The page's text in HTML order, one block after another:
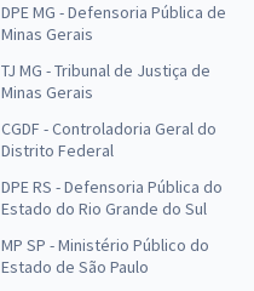
DPE MG - Defensoria Pública de
Minas Gerais
TJ MG - Tribunal de Justiça de
Minas Gerais
CGDF - Controladoria Geral do
Distrito Federal
DPE RS - Defensoria Pública do
Estado do Rio Grande do Sul
MP SP - Ministério Público do
Estado de São Paulo